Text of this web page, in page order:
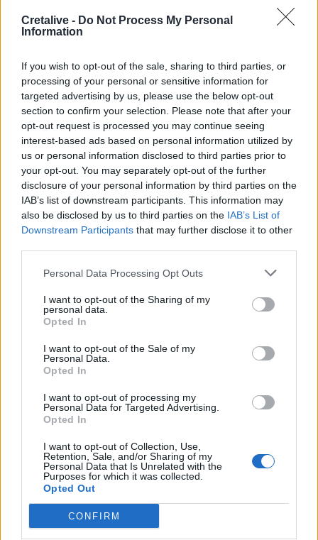
Cretalive - Do Not Process My Personal
Information
If you wish to opt-out of the sale, sharing to third parties, or
processing of your personal or sensitive information for
targeted advertising by us, please use the below opt-out
section to confirm your selection. Please note that after your
opt-out request is processed you may continue seeing
interest-based ads based on personal information utilized by
us or personal information disclosed to third parties prior to
your opt-out. You may separately opt-out of the further
disclosure of your personal information by third parties on the
IAB’s list of downstream participants. This information may
also be disclosed by us to third parties on the IAB’s List of
Downstream Participants that may further disclose it to other
Personal Data Processing Opt Outs
I want to opt-out of the Sharing of my
personal data.
Opted In
I want to opt-out of the Sale of my
Personal Data.
Opted In
I want to opt-out of processing my
Personal Data for Targeted Advertising.
Opted In
I want to opt-out of Collection, Use,
Retention, Sale, and/or Sharing of my
Personal Data that Is Unrelated with the
Purposes for which it was collected.
Opted Out
CONFIRM
καταγραφεί στη χώρα
21:18
Επικίνδυνο φρεάτιο στην πλατεία Κύπρου - Ανατράπηκε
καρότσι
Κρήτη: Τί υποστηρίζει ο επιχειρηματίας για τις
ξαπλώστρες και τις ομπρέλες χωρίς άδεια σε διάσημη
παραλία
Η μια διάσωση μετά την άλλη στην παραλία του Ρεθύμνου
20:43
Ο Τραμπ αξιώνει αποζημιώσεις από το Ιράν
ΣΧΕΤΙΚA AΡΘΡΑ
Καβάλα: Έσβησε η φωτιά στο Κοκκινόχωμα
Καβάλα: Έσβησε η φωτιά στο
Καβάλα: Έσβησε η φωτιά στο